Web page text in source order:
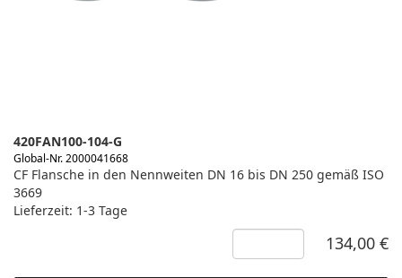
420FAN100-104-G
Global-Nr. 2000041668
CF Flansche in den Nennweiten DN 16 bis DN 250 gemäß ISO
3669
Lieferzeit: 1-3 Tage
134,00 €